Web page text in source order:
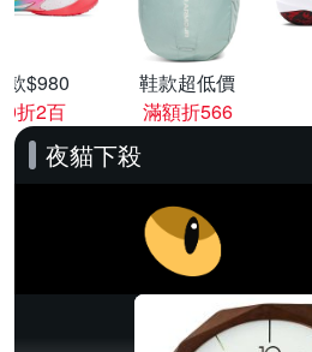
款$980
折2百
鞋款超低價
滿額折566
夜貓下殺